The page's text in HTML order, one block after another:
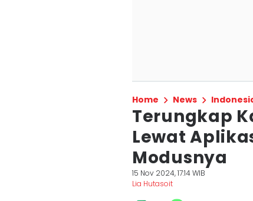
Home News
Terungkap
Lewat
Modusnya
15 Nov 2024, 17:14 WIB
Lia Hutasoit